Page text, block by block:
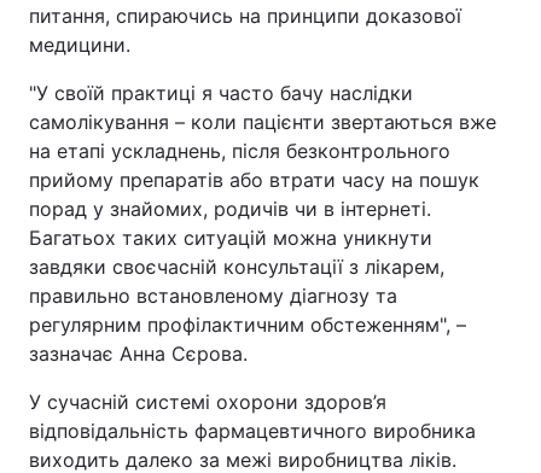
питання, спираючись на принципи доказової
медицини.
"У своїй практиці я часто бачу наслідки
самолікування – коли пацієнти звертаються вже
на етапі ускладнень, після безконтрольного
прийому препаратів або втрати часу на пошук
порад у знайомих, родичів чи в інтернеті.
Багатьох таких ситуацій можна уникнути
завдяки своєчасній консультації з лікарем,
правильно встановленому діагнозу та
регулярним профілактичним обстеженням", –
зазначає Анна Сєрова.
У сучасній системі охорони здоров’я
відповідальність фармацевтичного виробника
виходить далеко за межі виробництва ліків.